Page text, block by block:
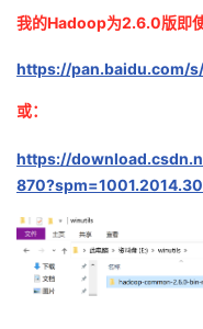
我的Hadoop为2.6.0版即
https://pan.baidu.com/s/
或：
https://